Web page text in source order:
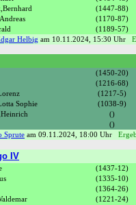
(1447-88)
(1170-87)
(1189-57)
Helbig am 10.11.2024, 15:30 Uhr
(1450-20)
(1216-68)
(1217-5)
Sophie
(1038-9)
()
()
Sprute am 09.11.2024, 18:00 Uhr
IV
(1437-12)
(1335-10)
(1364-26)
(1221-24)